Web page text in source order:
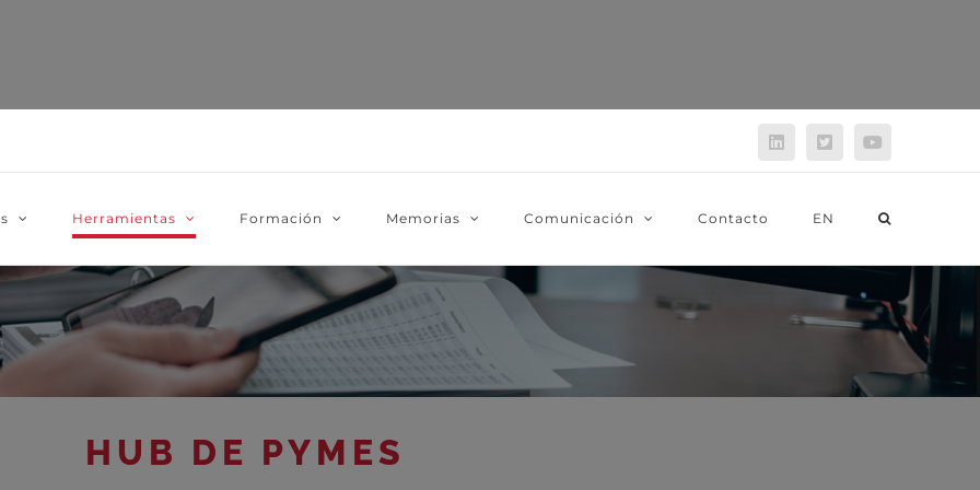
LinkedInTwitterYouTube
Herramientas Formación Memorias Comunicación Contacto EN
HUB DE PYMES